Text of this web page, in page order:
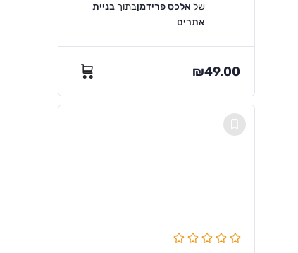
של אלכס פרידמןבתוך בניית
אתרים
₪49.00